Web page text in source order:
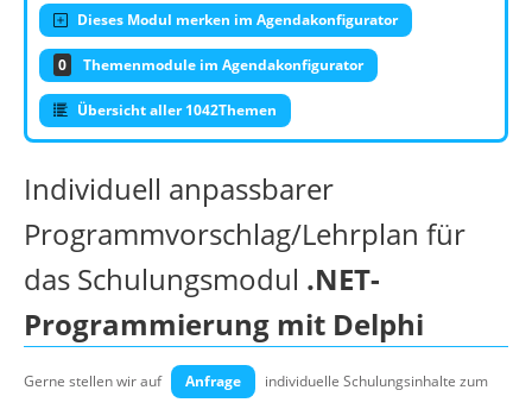
Dieses Modul merken im Agendakonfigurator
0 Themenmodule im Agendakonfigurator
Übersicht aller 1042Themen
Individuell anpassbarer
Programmvorschlag/Lehrplan für
das Schulungsmodul .NET-
Programmierung mit Delphi
Gerne stellen wir auf Anfrage
individuelle Schulungsinhalte zum